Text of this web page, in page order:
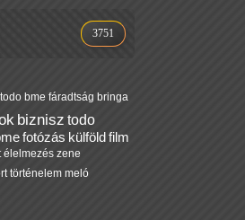
3751
todo bme fáradtság bringa
biznisz todo
fotózás külföld film
élelmezés zene
történelem meló